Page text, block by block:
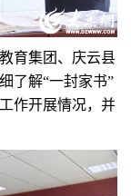
育集团、庆云县
了解“一封家书”
作开展情况，并